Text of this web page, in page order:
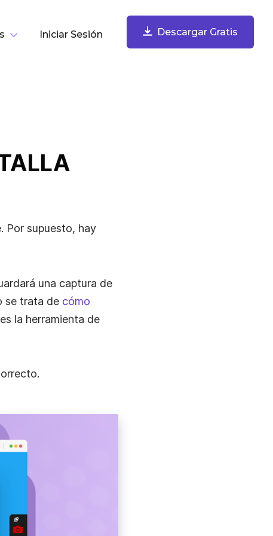
Iniciar Sesión Descargar Gratis
automáticamente en la nube y comparte
instantáneamente.
Captura videos de transmisión en vivo con sonido por
el tiempo que quieras.
Por supuesto, hay
una captura de
se trata de cómo
la herramienta de